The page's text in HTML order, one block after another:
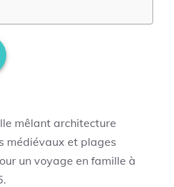
mêlant architecture
médiévaux et plages
un voyage en famille à